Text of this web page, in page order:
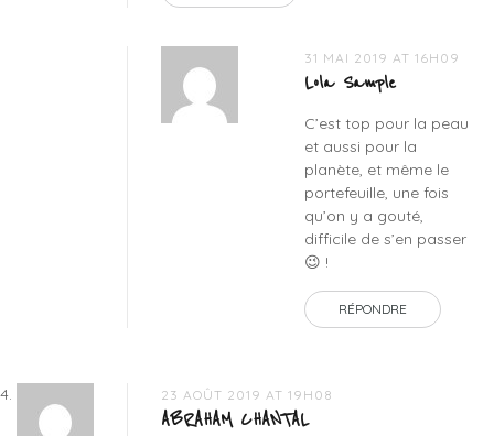
31 MAI 2019 AT 16H09
Lola Sample
C’est top pour la peau
et aussi pour la
planète, et même le
portefeuille, une fois
qu’on y a gouté,
difficile de s’en passer
😉 !
RÉPONDRE
23 AOÛT 2019 AT 19H08
ABRAHAM CHANTAL